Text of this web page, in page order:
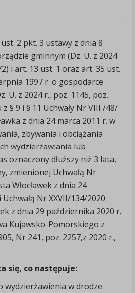
2 pkt. 3 ustawy z dnia 8
gminnym (Dz. U. z 2024
i art. 13 ust. 1 oraz art. 35 ust.
1997 r. o gospodarce
U. z 2024 r., poz. 1145, poz.
§ 9 i § 11 Uchwały Nr VIII /48/
z dnia 24 marca 2011 r. w
zbywania i obciążania
wydzierżawiania lub
oznaczony dłuższy niż 3 lata,
zmienionej Uchwałą Nr
Włocławek z dnia 24
Nr XXVII/134/2020
z dnia 29 października 2020 r.
Kujawsko-Pomorskiego z
Nr 241, poz. 2257,z 2020 r.,
się, co następuje:
wydzierżawienia w drodze